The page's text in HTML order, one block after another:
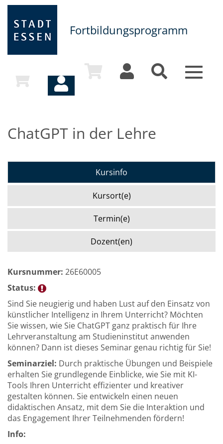
Fortbildungsprogramm
Toggle
ChatGPT in der Lehre
Kursinfo
Kursort(e)
Termin(e)
Dozent(en)
Kursnummer: 26E60005
Status:
Sind Sie neugierig und haben Lust auf den Einsatz von
künstlicher Intelligenz in Ihrem Unterricht? Möchten
Sie wissen, wie Sie ChatGPT ganz praktisch für Ihre
Lehrveranstaltung am Studieninstitut anwenden
können? Dann ist dieses Seminar genau richtig für Sie!
Seminarziel: Durch praktische Übungen und Beispiele
erhalten Sie grundlegende Einblicke, wie Sie mit KI-
Tools Ihren Unterricht effizienter und kreativer
gestalten können. Sie entwickeln einen neuen
didaktischen Ansatz, mit dem Sie die Interaktion und
das Engagement Ihrer Teilnehmenden fördern!
Info: